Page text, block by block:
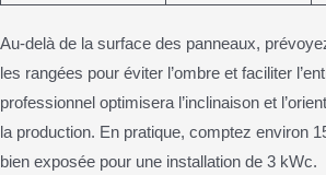
Au-delà de la surface des panneaux,
les rangées pour éviter l’ombre et faciliter
professionnel optimisera l’inclinaison et
la production. En pratique, comptez environ
bien exposée pour une installation de 3 kWc.